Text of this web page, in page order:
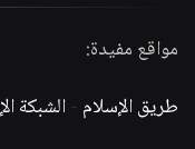
مواقع مفيدة:
طريق الإسلام -الشبكة